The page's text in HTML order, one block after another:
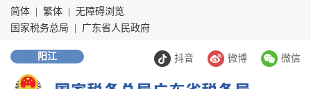
简体 繁体
无障碍浏览
国家税务总局
广东省人民政府
抖音 微博 微信
阳江